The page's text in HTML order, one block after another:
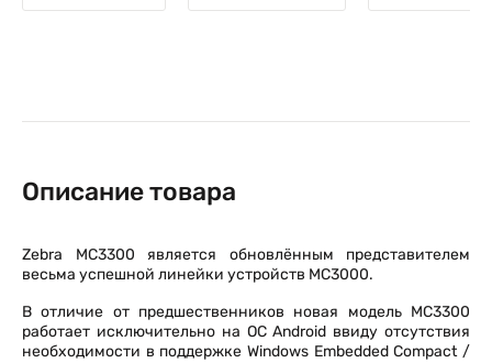
Описание товара
Zebra MC3300 является обновлённым представителем
весьма успешной линейки устройств MC3000.
В отличие от предшественников новая модель MC3300
работает исключительно на ОС Android ввиду отсутствия
необходимости в поддержке Windows Embedded Compact /